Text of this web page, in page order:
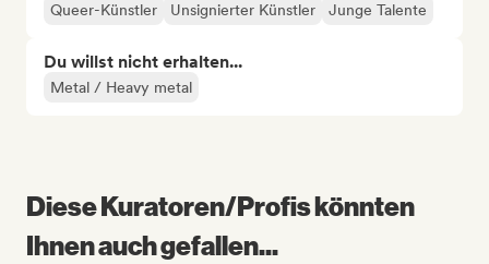
Queer-Künstler
Unsignierter Künstler Junge Talente
Du willst nicht erhalten...
Metal / Heavy metal
Diese Kuratoren/Profis könnten
Ihnen auch gefallen...